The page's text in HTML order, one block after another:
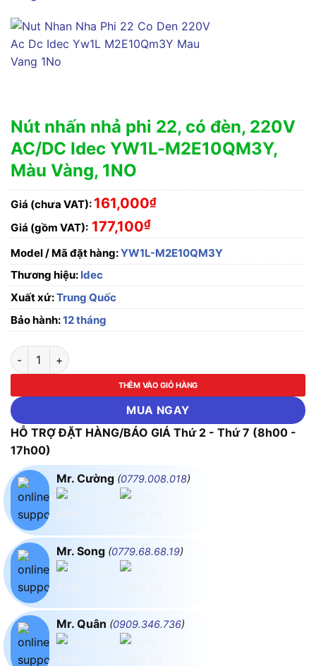
Nút nhấn nhả phi 22, có đèn, 220V
AC/DC Idec YW1L-M2E10QM3Y,
Màu Vàng, 1NO
Giá (chưa VAT): 161,000₫
Giá (gồm VAT): 177,100₫
Model / Mã đặt hàng:YW1L-M2E10QM3Y
Thương hiệu: Idec
Xuất xứ:Trung Quốc
Bảo hành:12 tháng
Nút nhấn nhả phi 22, có đèn, 220V AC/DC Idec YW1L-
THÊM VÀO GIỎ HÀNG
MUA NGAY
HỖ TRỢ ĐẶT HÀNG/BÁO GIÁ Thứ 2 - Thứ 7 (8h00 -
17h00)
Mr. Cường (0779.008.018)
Mr. Song (0779.68.68.19)
Mr. Quân (0909.346.736)